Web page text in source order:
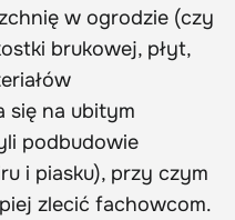
w ogrodzie (czy
brukowej, płyt,
się na ubitym
podbudowie
i piasku), przy czym
zlecić fachowcom.